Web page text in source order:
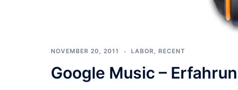
NOVEMBER 20, 2011 LABOR, RECENT
Google Music –